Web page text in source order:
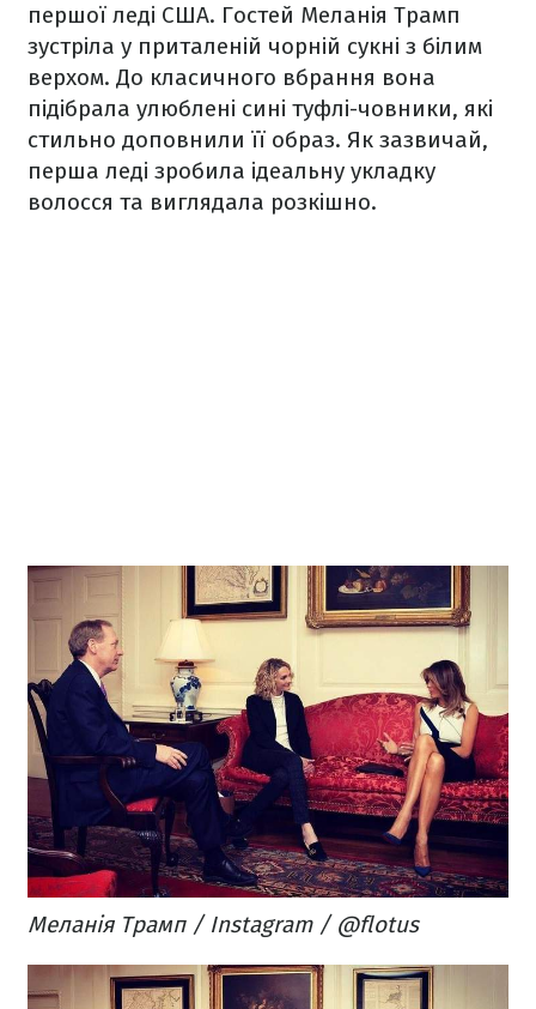
першої леді США. Гостей Меланія Трамп
зустріла у приталеній чорній сукні з білим
верхом. До класичного вбрання вона
підібрала улюблені сині туфлі-човники, які
стильно доповнили її образ. Як зазвичай,
перша леді зробила ідеальну укладку
волосся та виглядала розкішно.
Меланія Трамп / Instagram / @flotus